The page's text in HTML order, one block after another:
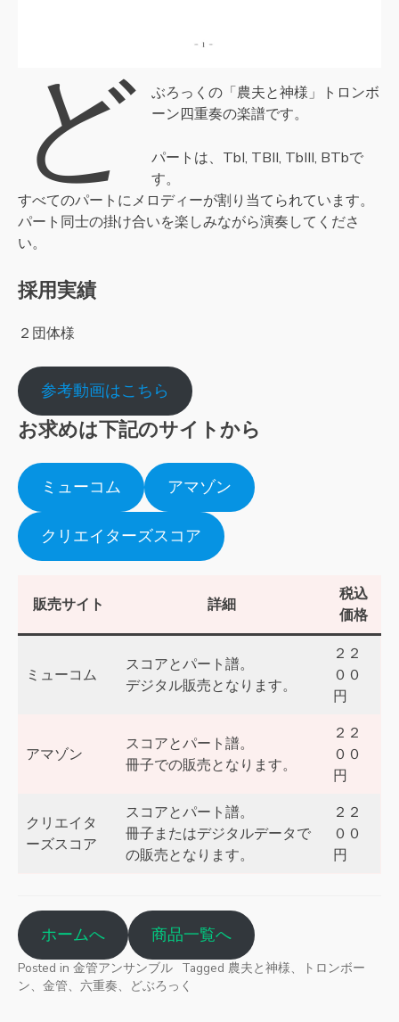
ど
ぶろっくの「農夫と神様」トロンボ
ーン四重奏の楽譜です。
パートは、TbI, TBII, TbIII, BTbで
す。
すべてのパートにメロディーが割り当てられています。
パート同士の掛け合いを楽しみながら演奏してくださ
い。
採用実績
２団体様
参考動画はこちら
お求めは下記のサイトから
ミューコム アマゾン
クリエイターズスコア
販売サイト 詳細
税込
価格
ミューコム
スコアとパート譜。
デジタル販売となります。
２２
００
円
アマゾン
スコアとパート譜。
冊子での販売となります。
２２
００
円
クリエイタ
ーズスコア
スコアとパート譜。
冊子またはデジタルデータで
の販売となります。
２２
００
円
ホームへ 商品一覧へ
Posted in 金管アンサンブル Tagged 農夫と神様、トロンボー
ン、金管、六重奏、どぶろっく